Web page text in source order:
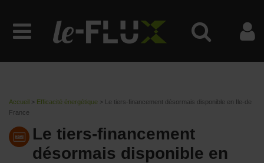
Accueil > Efficacité énergétique > Le tiers-financement désormais disponible en Ile-de
France
Le tiers-financement
désormais disponible en